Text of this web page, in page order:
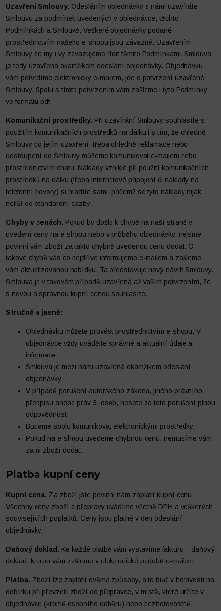
Uzavření Smlouvy. Odesláním objednávky s námi uzavíráte
Smlouvu za podmínek uvedených v objednávce, těchto
Podmínkách a Smlouvě. Veškeré objednávky podané
prostřednictvím našeho e-shopu jsou závazné. Uzavřením
Smlouvy se my i vy zavazujeme řídit těmito Podmínkami. Smlouva
je tedy uzavřena okamžikem odeslání objednávky. Objednávku
vám potvrdíme elektronicky e-mailem, jde o potvrzení uzavřené
Smlouvy. Spolu s tímto potvrzením vám zašleme i tyto Podmínky
ve formátu pdf.
Komunikační prostředky. Při uzavírání Smlouvy souhlasíte s
použitím komunikačních prostředků na dálku i s tím, že ohledně
Smlouvy po jejím uzavření, třeba ohledně reklamace nebo
odstoupení od Smlouvy můžeme komunikovat e-mailem nebo
prostřednictvím chatu. Náklady vzniklé při použití komunikačních
prostředků na dálku (třeba internetové připojení či náklady na
telefonní hovory) si hradíte sami, přičemž se tyto náklady nijak
neliší od standardní sazby.
Chyby v cenách. Pokud by došlo k chybě na naší straně v
uvedení ceny na e-shopu nebo v průběhu objednávky, nejsme
povinni vám zboží za takto chybně uvedenou cenu dodat. O
takové chybě vás co nejdříve informujeme e-mailem a zašleme
vám aktualizovanou nabídku. Ta představuje nový návrh Smlouvy.
Smlouva je v takovém případě uzavřená až vaším potvrzením, že
s novou a správnou kupní cenou souhlasíte.
Stručně a jasně:
Objednávku můžete provést prostřednictvím e-shopu. V
objednávce vždy uvádějte správné a aktuální údaje a
informace.
Smlouva je mezi námi uzavřená okamžikem odeslání
objednávky.
V případě porušení autorského zákona, jiného právního
předpisu anebo práv 3. osob, nesete za toto porušení plnou
odpovědnost.
Budeme spolu komunikovat elektronickými prostředky.
Pokud na e-shopu uvedeme chybnou cenu, nemusíme vám
za ni zboží dodat.
Platba kupní ceny
Kupní cena. Za zboží jste povinni nám zaplatit kupní cenu.
Všechny ceny zboží a přepravy uvádíme včetně DPH a veškerých
souvisejících poplatků. Ceny jsou platné v den odeslání
objednávky.
Daňový doklad. Ke každé platbě vám vystavíme fakturu – daňový
doklad, kterou vám zašleme v elektronické podobě e-mailem.
Platba. Zboží lze zaplatit dvěma způsoby, a to buď v hotovosti na
dobírku při převzetí zboží od přepravce, v místě, které určíte v
objednávce (kromě osobního odběru) nebo bezhotovostně